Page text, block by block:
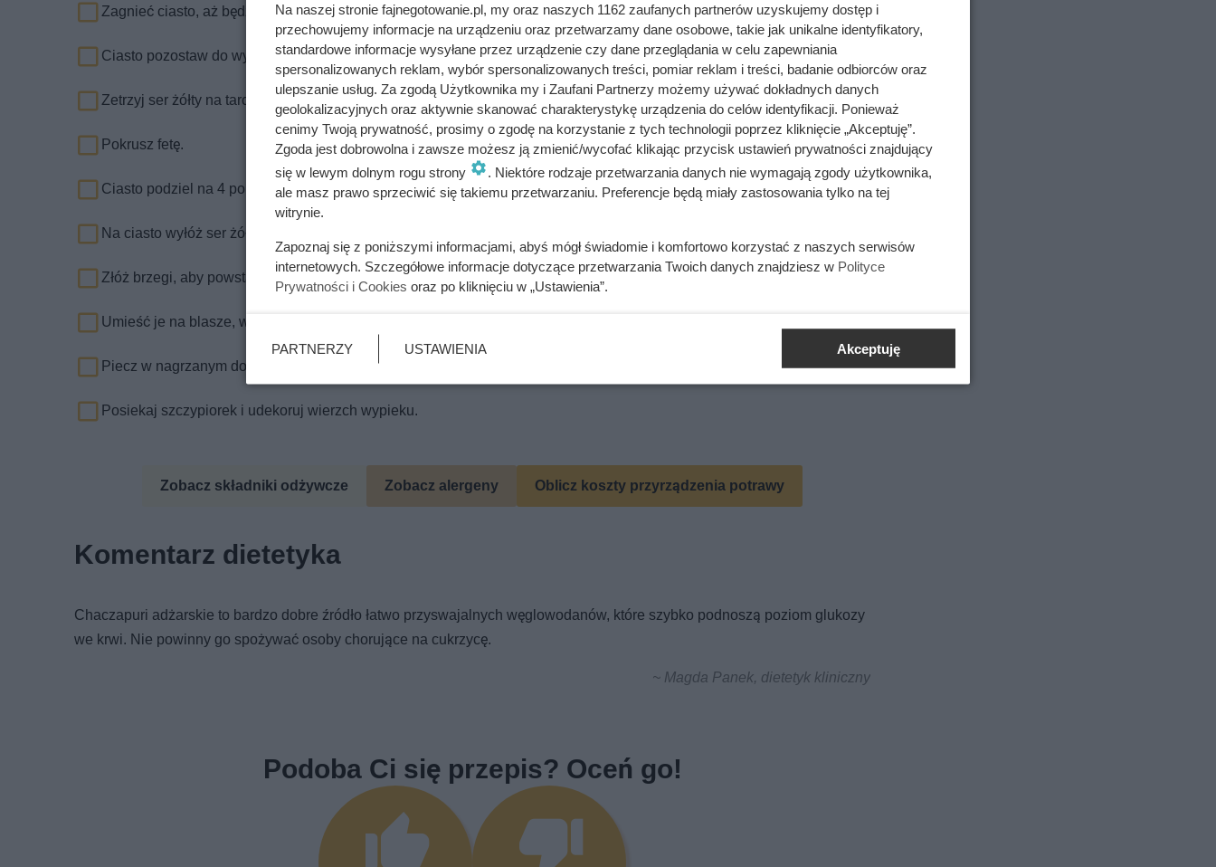
Zagnieć ciasto, aż będzie gładkie i łatwo będzie odklejać się od dłoni.
Ciasto pozostaw do wyrośnięcia na 2 godziny.
Zetrzyj ser żółty na tarce.
Pokrusz fetę.
Ciasto podziel na 4 porcje, rozwałkuj ciasto cienko.
Na ciasto wyłóż ser żółty oraz mascarpone.
Złóż brzegi, aby powstał rant, zwiń brzegi.
Umieść je na blasze, wbij jajko i dodaj pokruszoną fetę.
Piecz w nagrzanym do 200 st. C piekarniku przez 30 minut.
Posiekaj szczypiorek i udekoruj wierzch wypieku.
Zobacz składniki odżywcze Zobacz alergeny Oblicz koszty przyrządzenia potrawy
Komentarz dietetyka
Chaczapuri adżarskie to bardzo dobre źródło łatwo przyswajalnych węglowodanów, które szybko podnoszą poziom glukozy
we krwi. Nie powinny go spożywać osoby chorujące na cukrzycę.
~ Magda Panek, dietetyk kliniczny
Podoba Ci się przepis? Oceń go!
Na naszej stronie fajnegotowanie.pl, my oraz naszych 1162 zaufanych partnerów uzyskujemy dostęp i
przechowujemy informacje na urządzeniu oraz przetwarzamy dane osobowe, takie jak unikalne identyfikatory,
standardowe informacje wysyłane przez urządzenie czy dane przeglądania w celu zapewniania
spersonalizowanych reklam, wybór spersonalizowanych treści, pomiar reklam i treści, badanie odbiorców oraz
ulepszanie usług. Za zgodą Użytkownika my i Zaufani Partnerzy możemy używać dokładnych danych
geolokalizacyjnych oraz aktywnie skanować charakterystykę urządzenia do celów identyfikacji. Ponieważ
cenimy Twoją prywatność, prosimy o zgodę na korzystanie z tych technologii poprzez kliknięcie „Akceptuję”.
Zgoda jest dobrowolna i zawsze możesz ją zmienić/wycofać klikając przycisk ustawień prywatności znajdujący
się w lewym dolnym rogu strony
. Niektóre rodzaje przetwarzania danych nie wymagają zgody użytkownika,
ale masz prawo sprzeciwić się takiemu przetwarzaniu. Preferencje będą miały zastosowania tylko na tej
witrynie.
Zapoznaj się z poniższymi informacjami, abyś mógł świadomie i komfortowo korzystać z naszych serwisów
internetowych. Szczegółowe informacje dotyczące przetwarzania Twoich danych znajdziesz w Polityce
Prywatności i Cookies oraz po kliknięciu w „Ustawienia”.
PARTNERZY USTAWIENIA Akceptuję